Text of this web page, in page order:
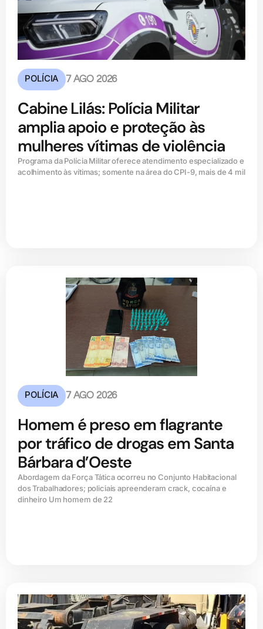
POLÍCIA 7 AGO 2026
Cabine Lilás: Polícia Militar
amplia apoio e proteção às
mulheres vítimas de violência
Programa da Polícia Militar oferece atendimento especializado e
acolhimento às vítimas; somente na área do CPI-9, mais de 4 mil
POLÍCIA 7 AGO 2026
Homem é preso em flagrante
por tráfico de drogas em Santa
Bárbara d’Oeste
Abordagem da Força Tática ocorreu no Conjunto Habitacional
dos Trabalhadores; policiais apreenderam crack, cocaína e
dinheiro Um homem de 22